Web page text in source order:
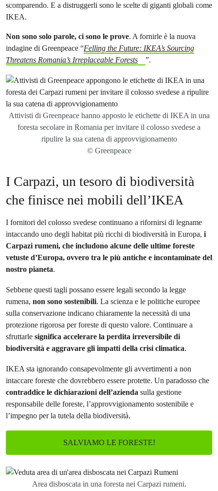
scomparendo. E a distruggerli sono le scelte di giganti globali come
IKEA.
Non sono solo parole, ci sono le prove. A fornirle è la nuova
indagine di Greenpeace “Felling the Future: IKEA’s Sourcing
Threatens Romania’s Irreplaceable Forests
”.
Attivisti di Greenpeace hanno apposto le etichette di IKEA in una
foresta secolare in Romania per invitare il colosso svedese a
ripulire la sua catena di approvvigionamento
© Greenpeace
I Carpazi, un tesoro di biodiversità
che finisce nei mobili dell’IKEA
I fornitori del colosso svedese continuano a rifornirsi di legname
intaccando uno degli habitat più ricchi di biodiversità in Europa, i
Carpazi rumeni, che includono alcune delle ultime foreste
vetuste d’Europa, ovvero tra le più antiche e incontaminate del
nostro pianeta.
Sebbene questi tagli possano essere legali secondo la legge
rumena, non sono sostenibili. La scienza e le politiche europee
sulla conservazione indicano chiaramente la necessità di una
protezione rigorosa per foreste di questo valore. Continuare a
sfruttarle significa accelerare la perdita irreversibile di
biodiversità e aggravare gli impatti della crisi climatica.
IKEA sta ignorando consapevolmente gli avvertimenti a non
intaccare foreste che dovrebbero essere protette. Un paradosso che
contraddice le dichiarazioni dell’azienda sulla gestione
responsabile delle foreste, l’approvvigionamento sostenibile e
l’impegno per la tutela della biodiversità.
SALVIAMO LE FORESTE!
Area disboscata in una foresta nei Carpazi rumeni.